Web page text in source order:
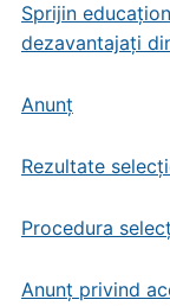
Sprijin
dezavantajați
Anunț
Rezultate
Procedura
Anunț privind